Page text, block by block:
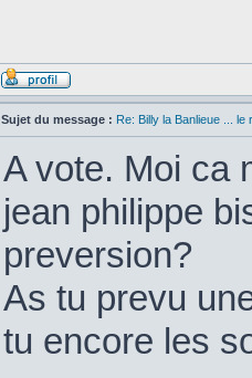
Sujet du message : Re: Billy la Banlieue ... le
A vote. Moi ca
jean philippe
preversion?
As tu prevu
tu encore les